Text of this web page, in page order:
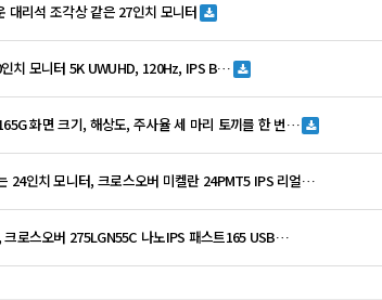
대리석 조각상 같은 27인치 모니터
치 모니터 5K UWUHD, 120Hz, IPS B…
화면 크기, 해상도, 주사율 세 마리 토끼를 한 번…
24인치 모니터, 크로스오버 미켈란 24PMT5 IPS 리얼…
로스오버 275LGN55C 나노IPS 패스트165 USB…